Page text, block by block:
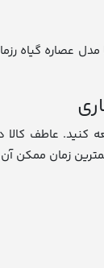
عصاره گیاه
کنید. عاطف
زمان ممکن آن